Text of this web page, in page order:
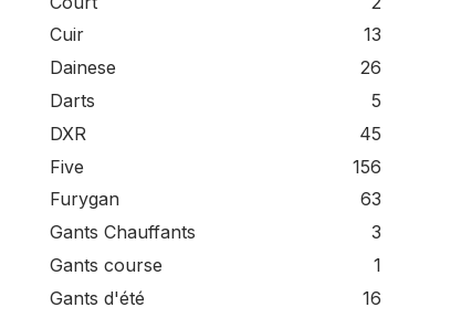
Cuir
13
Dainese
26
Darts
5
DXR
45
Five
156
Furygan
63
Gants Chauffants
3
Gants course
1
Gants d'été
16